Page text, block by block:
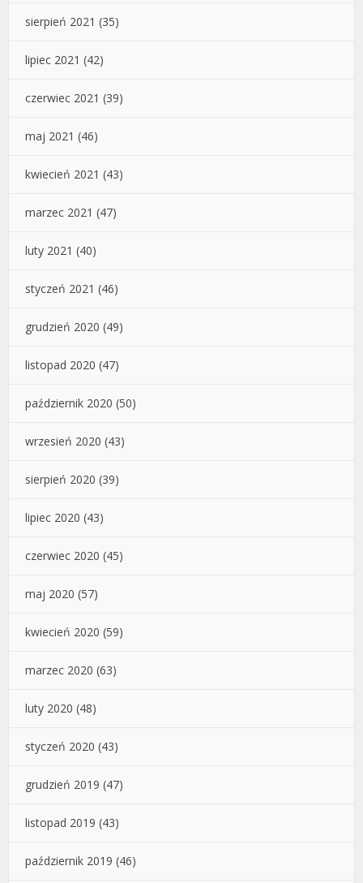
sierpień 2021 (35)
lipiec 2021 (42)
czerwiec 2021 (39)
maj 2021 (46)
kwiecień 2021 (43)
marzec 2021 (47)
luty 2021 (40)
styczeń 2021 (46)
grudzień 2020 (49)
listopad 2020 (47)
październik 2020 (50)
wrzesień 2020 (43)
sierpień 2020 (39)
lipiec 2020 (43)
czerwiec 2020 (45)
maj 2020 (57)
kwiecień 2020 (59)
marzec 2020 (63)
luty 2020 (48)
styczeń 2020 (43)
grudzień 2019 (47)
listopad 2019 (43)
październik 2019 (46)